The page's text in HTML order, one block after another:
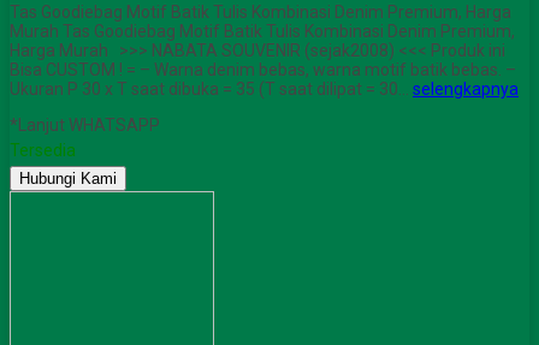
Tas Goodiebag Motif Batik Tulis Kombinasi Denim Premium, Harga
Murah Tas Goodiebag Motif Batik Tulis Kombinasi Denim Premium,
Harga Murah >>> NABATA SOUVENIR (sejak2008) <<< Produk ini
Bisa CUSTOM ! = – Warna denim bebas, warna motif batik bebas. –
Ukuran P 30 x T saat dibuka = 35 (T saat dilipat = 30… selengkapnya
*Lanjut WHATSAPP
Tersedia
Hubungi Kami